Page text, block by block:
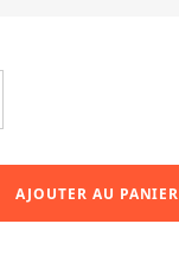
AJOUTER AU PANIER